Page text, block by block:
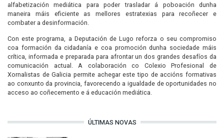
alfabetización mediática para poder trasladar á poboación dunha
maneira máis eficiente as mellores estratexias para recoñecer e
combater a desinformación.
Con este programa, a Deputación de Lugo reforza o seu compromiso
coa formación da cidadanía e coa promoción dunha sociedade máis
crítica, informada e preparada para afrontar un dos grandes desafíos da
comunicación actual. A colaboración co Colexio Profesional de
Xornalistas de Galicia permite achegar este tipo de accións formativas
ao conxunto da provincia, favorecendo a igualdade de oportunidades no
acceso ao coñecemento e á educación mediática.
ÚLTIMAS NOVAS